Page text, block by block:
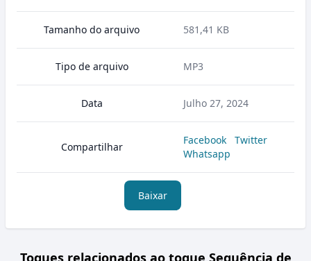
Tamanho do arquivo 581,41 KB
Tipo de arquivo MP3
Data Julho 27, 2024
Compartilhar
Facebook
Twitter
Whatsapp
Baixar
Toques relacionados ao toque Sequência de